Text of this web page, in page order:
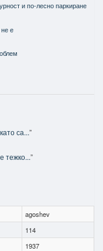
и по-лесно паркиране
е
са...”
тежко...”
agoshev
114
1937